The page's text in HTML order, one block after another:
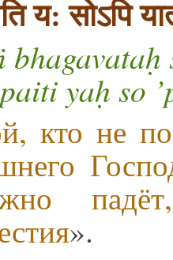
य: सोऽपि
yaḥ so
кто не
».